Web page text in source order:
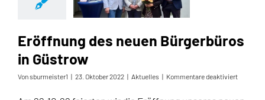
Eröffnung des neuen Bürgerbüros
in Güstrow
Vonsburmeister1 | 23. Oktober 2022 | Aktuelles | Kommentare deaktiviertfür